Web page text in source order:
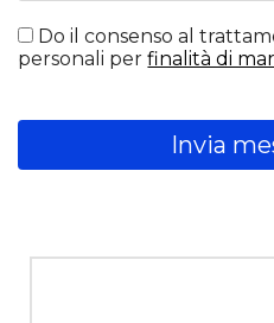
Do il consenso al
personali perfinalità di
Invia